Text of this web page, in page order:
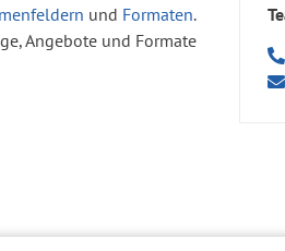
und Formaten.
Angebote und Formate